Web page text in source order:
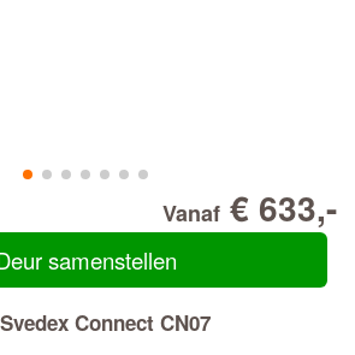
Vanaf € 633,-
samenstellen
Connect CN07